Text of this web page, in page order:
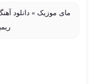
مای موزیک » دانلود